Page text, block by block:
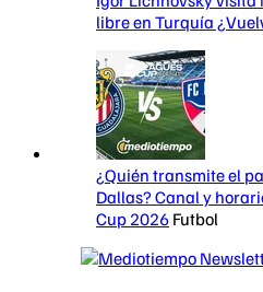
libre en Turquía
¿Quién transmite el
Dallas? Canal y
Cup 2026 Futbol